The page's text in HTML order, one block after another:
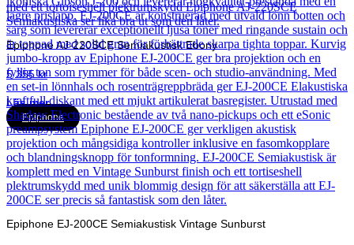
Epiphone AJ-220SCE Semiakustisk Ebony
5 355kr
Läs mer
Epiphone
Epiphone EJ-200CE Semiakustisk Vintage Sunburst